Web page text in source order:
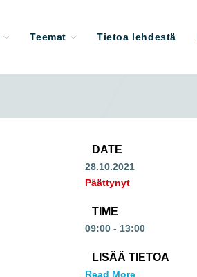
Teemat Tietoa lehdestä
DATE
28.10.2021
Päättynyt
TIME
09:00 - 13:00
LISÄÄ TIETOA
Read More